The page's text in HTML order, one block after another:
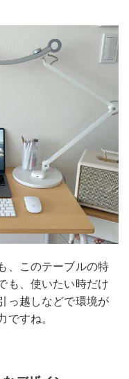
、このテーブルの特
も、使いたい時だけ
っ越しなどで環境が
すね。